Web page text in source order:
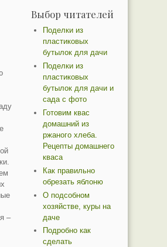
–
Выбор читателей
Поделки из
пластиковых
бутылок для дачи
Поделки из
пластиковых
бутылок для дачи и
сада с фото
Готовим квас
домашний из
ржаного хлеба.
Рецепты домашнего
кваса
Как правильно
обрезать яблоню
О подсобном
хозяйстве, куры на
даче
Подробно как
сделать